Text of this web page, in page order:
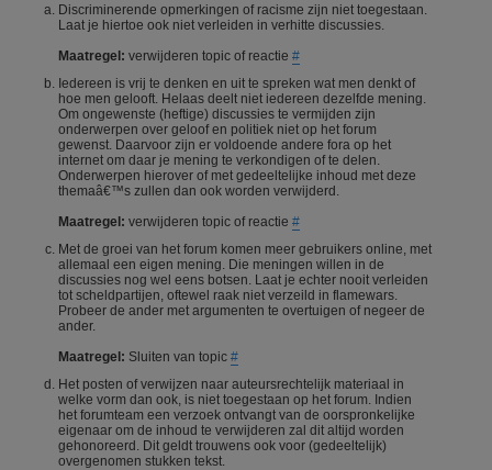
Discriminerende opmerkingen of racisme zijn niet toegestaan.
Laat je hiertoe ook niet verleiden in verhitte discussies.
Maatregel: verwijderen topic of reactie #
Iedereen is vrij te denken en uit te spreken wat men denkt of
hoe men gelooft. Helaas deelt niet iedereen dezelfde mening.
Om ongewenste (heftige) discussies te vermijden zijn
onderwerpen over geloof en politiek niet op het forum
gewenst. Daarvoor zijn er voldoende andere fora op het
internet om daar je mening te verkondigen of te delen.
Onderwerpen hierover of met gedeeltelijke inhoud met deze
themaâ€™s zullen dan ook worden verwijderd.
Maatregel: verwijderen topic of reactie #
Met de groei van het forum komen meer gebruikers online, met
allemaal een eigen mening. Die meningen willen in de
discussies nog wel eens botsen. Laat je echter nooit verleiden
tot scheldpartijen, oftewel raak niet verzeild in flamewars.
Probeer de ander met argumenten te overtuigen of negeer de
ander.
Maatregel: Sluiten van topic #
Het posten of verwijzen naar auteursrechtelijk materiaal in
welke vorm dan ook, is niet toegestaan op het forum. Indien
het forumteam een verzoek ontvangt van de oorspronkelijke
eigenaar om de inhoud te verwijderen zal dit altijd worden
gehonoreerd. Dit geldt trouwens ook voor (gedeeltelijk)
overgenomen stukken tekst.